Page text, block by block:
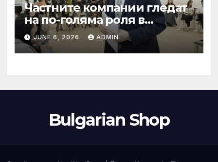
Частните компании гледат
на по-голяма роля в
стратегическата
енергетика
JUNE 6, 2026 ADMIN
Bulgarian Shop